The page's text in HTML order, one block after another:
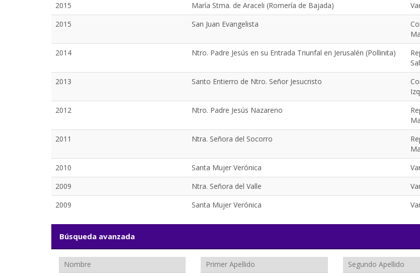
2015
María Stma. de Araceli (Romería de Bajada)
2015
San Juan Evangelista
2014
Ntro. Padre Jesús en su Entrada Triunfal en Jerusalén (Pollinita)
2013
Santo Entierro de Ntro. Señor Jesucristo
2012
Ntro. Padre Jesús Nazareno
2011
Ntra. Señora del Socorro
2010
Santa Mujer Verónica
2009
Ntra. Señora del Valle
2009
Santa Mujer Verónica
Búsqueda avanzada